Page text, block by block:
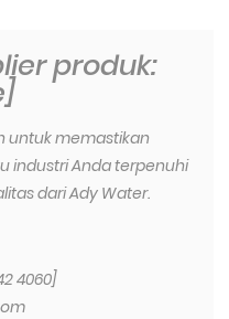
produk:
untuk memastikan
industri Anda terpenuhi
dari Ady Water.
4060]